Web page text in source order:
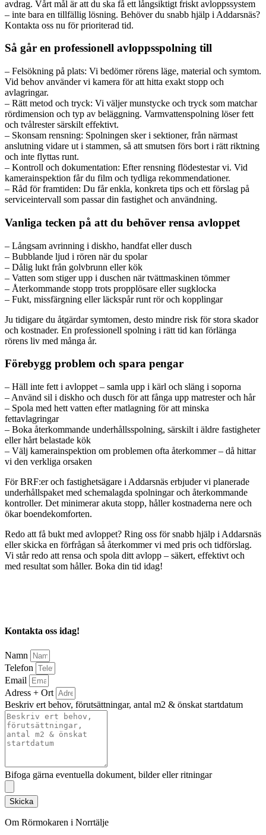
avdrag. Vårt mål är att du ska få ett långsiktigt friskt avloppssystem
– inte bara en tillfällig lösning. Behöver du snabb hjälp i Addarsnäs?
Kontakta oss nu för prioriterad tid.
Så går en professionell avloppsspolning till
– Felsökning på plats: Vi bedömer rörens läge, material och symtom.
Vid behov använder vi kamera för att hitta exakt stopp och
avlagringar.
– Rätt metod och tryck: Vi väljer munstycke och tryck som matchar
rördimension och typ av beläggning. Varmvattenspolning löser fett
och tvålrester särskilt effektivt.
– Skonsam rensning: Spolningen sker i sektioner, från närmast
anslutning vidare ut i stammen, så att smutsen förs bort i rätt riktning
och inte flyttas runt.
– Kontroll och dokumentation: Efter rensning flödestestar vi. Vid
kamerainspektion får du film och tydliga rekommendationer.
– Råd för framtiden: Du får enkla, konkreta tips och ett förslag på
serviceintervall som passar din fastighet och användning.
Vanliga tecken på att du behöver rensa avloppet
– Långsam avrinning i diskho, handfat eller dusch
– Bubblande ljud i rören när du spolar
– Dålig lukt från golvbrunn eller kök
– Vatten som stiger upp i duschen när tvättmaskinen tömmer
– Återkommande stopp trots propplösare eller sugklocka
– Fukt, missfärgning eller läckspår runt rör och kopplingar
Ju tidigare du åtgärdar symtomen, desto mindre risk för stora skador
och kostnader. En professionell spolning i rätt tid kan förlänga
rörens liv med många år.
Förebygg problem och spara pengar
– Häll inte fett i avloppet – samla upp i kärl och släng i soporna
– Använd sil i diskho och dusch för att fånga upp matrester och hår
– Spola med hett vatten efter matlagning för att minska
fettavlagringar
– Boka återkommande underhållsspolning, särskilt i äldre fastigheter
eller hårt belastade kök
– Välj kamera­inspektion om problemen ofta återkommer – då hittar
vi den verkliga orsaken
För BRF:er och fastighetsägare i Addarsnäs erbjuder vi planerade
underhållspaket med schemalagda spolningar och återkommande
kontroller. Det minimerar akuta stopp, håller kostnaderna nere och
ökar boendekomforten.
Redo att få bukt med avloppet? Ring oss för snabb hjälp i Addarsnäs
eller skicka en förfrågan så återkommer vi med pris och tidförslag.
Vi står redo att rensa och spola ditt avlopp – säkert, effektivt och
med resultat som håller. Boka din tid idag!
Kontakta oss idag!
Namn
Telefon
Email
Adress + Ort
Beskriv ert behov, förutsättningar, antal m2 & önskat startdatum
Bifoga gärna eventuella dokument, bilder eller ritningar
Skicka
Om Rörmokaren i Norrtälje